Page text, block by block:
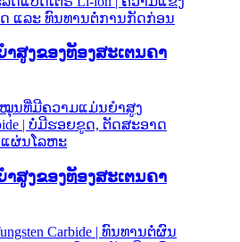
ສູງຂອງທັອງສະເຕນຄາ
ສູງຂອງທັອງສະເຕນຄາ